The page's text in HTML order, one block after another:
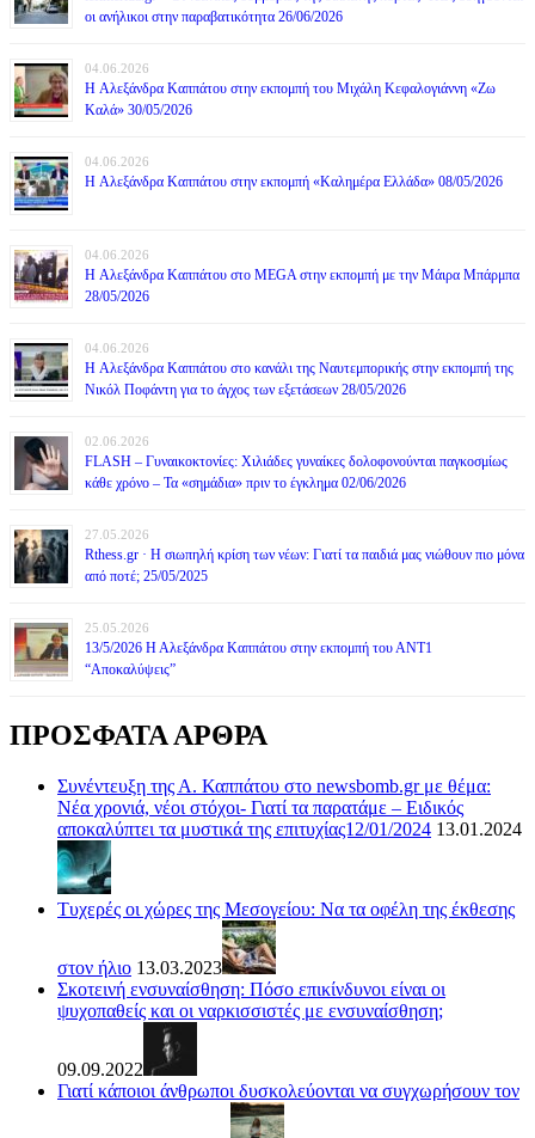
οι ανήλικοι στην παραβατικότητα 26/06/2026
04.06.2026
H Αλεξάνδρα Καππάτου στην εκπομπή του Μιχάλη Κεφαλογιάννη «Ζω
Καλά» 30/05/2026
04.06.2026
H Αλεξάνδρα Καππάτου στην εκπομπή «Καλημέρα Ελλάδα» 08/05/2026
04.06.2026
H Αλεξάνδρα Καππάτου στο MEGA στην εκπομπή με την Μάιρα Mπάρμπα
28/05/2026
04.06.2026
H Αλεξάνδρα Καππάτου στο κανάλι της Ναυτεμπορικής στην εκπομπή της
Νικόλ Ποφάντη για το άγχος των εξετάσεων 28/05/2026
02.06.2026
FLASH – Γυναικοκτονίες: Χιλιάδες γυναίκες δολοφονούνται παγκοσμίως
κάθε χρόνο – Τα «σημάδια» πριν το έγκλημα 02/06/2026
27.05.2026
Rthess.gr · Η σιωπηλή κρίση των νέων: Γιατί τα παιδιά μας νιώθουν πιο μόνα
από ποτέ; 25/05/2025
25.05.2026
13/5/2026 Η Αλεξάνδρα Καππάτου στην εκπομπή του ΑΝΤ1
“Αποκαλύψεις”
ΠΡΟΣΦΑΤΑ ΑΡΘΡΑ
Συνέντευξη της Α. Καππάτου στο newsbomb.gr με θέμα:
Νέα χρονιά, νέοι στόχοι- Γιατί τα παρατάμε – Ειδικός
αποκαλύπτει τα μυστικά της επιτυχίας12/01/2024 13.01.2024
Τυχερές οι χώρες της Μεσογείου: Να τα οφέλη της έκθεσης
στον ήλιο 13.03.2023
Σκοτεινή ενσυναίσθηση: Πόσο επικίνδυνοι είναι οι
ψυχοπαθείς και οι ναρκισσιστές με ενσυναίσθηση;
09.09.2022
Γιατί κάποιοι άνθρωποι δυσκολεύονται να συγχωρήσουν τον